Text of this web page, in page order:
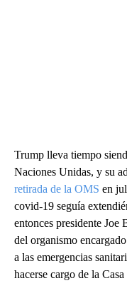
Trump lleva tiempo
Naciones Unidas, y su
retirada de la OMS en
covid-19 seguía
entonces presidente Joe
del organismo
a las emergencias
hacerse cargo de la